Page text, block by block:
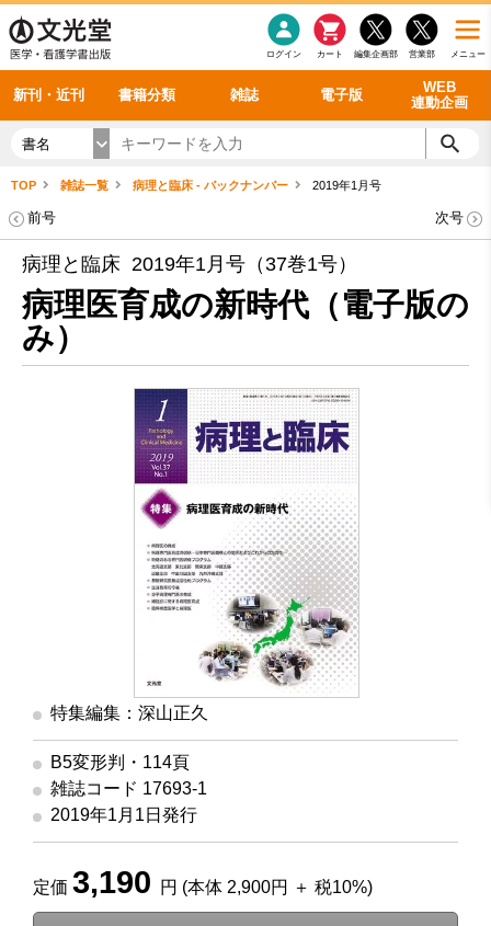
メニュー
営業部
編集企画部
カート
ログイン
新刊・近刊 書籍分類 雑誌 電子版
WEB
連動企画
感染症 老年医学
看護・介護
呼吸器
循環器
シリーズ一覧
雑誌投稿規定
理学療法
雑誌案内・年間購読 最新号 バックナンバー
電子書籍
電子雑誌
書籍「データに基づく臨床動作分析」WEB動画
書籍「眼手術学」WEB動画
書籍「神経症候学 II 改訂第二版」 WEB動画
新刊一覧
今後の発行予定
書名
TOP 雑誌一覧 病理と臨床 - バックナンバー 2019年1月号
前号 次号
病理と臨床 2019年1月号（37巻1号）
病理医育成の新時代（電子版の
み）
特集編集：深山正久
B5変形判・114頁
雑誌コード 17693-1
2019年1月1日発行
定価 3,190 円 (本体 2,900円 ＋ 税10%)